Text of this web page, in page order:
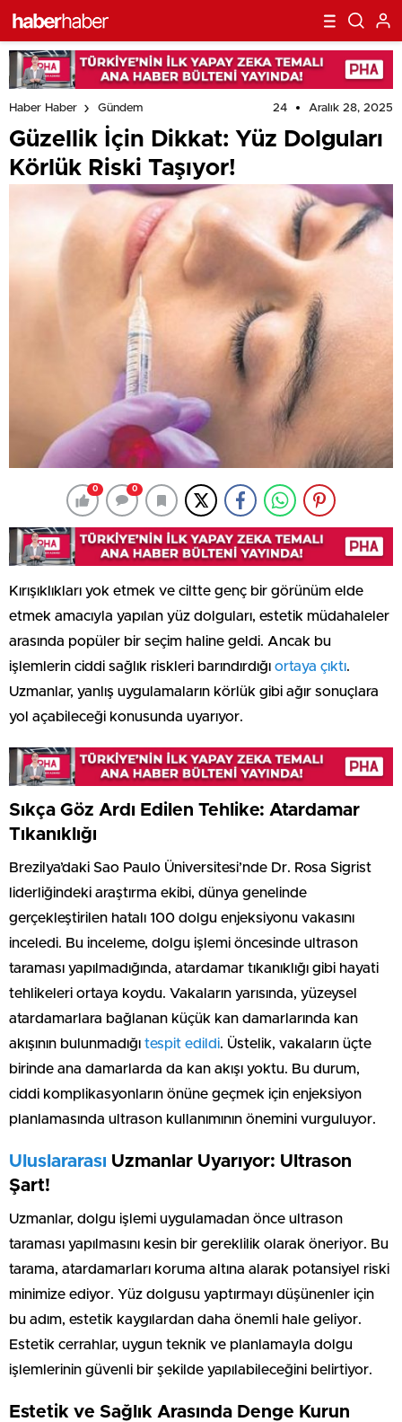
Haber Haber Gündem 24 Aralık 28, 2025
Güzellik İçin Dikkat: Yüz Dolguları
Körlük Riski Taşıyor!
0 0
Kırışıklıkları yok etmek ve ciltte genç bir görünüm elde
etmek amacıyla yapılan yüz dolguları, estetik müdahaleler
arasında popüler bir seçim haline geldi. Ancak bu
işlemlerin ciddi sağlık riskleri barındırdığı ortaya çıktı.
Uzmanlar, yanlış uygulamaların körlük gibi ağır sonuçlara
yol açabileceği konusunda uyarıyor.
Sıkça Göz Ardı Edilen Tehlike: Atardamar
Tıkanıklığı
Brezilya’daki Sao Paulo Üniversitesi’nde Dr. Rosa Sigrist
liderliğindeki araştırma ekibi, dünya genelinde
gerçekleştirilen hatalı 100 dolgu enjeksiyonu vakasını
inceledi. Bu inceleme, dolgu işlemi öncesinde ultrason
taraması yapılmadığında, atardamar tıkanıklığı gibi hayati
tehlikeleri ortaya koydu. Vakaların yarısında, yüzeysel
atardamarlara bağlanan küçük kan damarlarında kan
akışının bulunmadığı tespit edildi. Üstelik, vakaların üçte
birinde ana damarlarda da kan akışı yoktu. Bu durum,
ciddi komplikasyonların önüne geçmek için enjeksiyon
planlamasında ultrason kullanımının önemini vurguluyor.
Uluslararası Uzmanlar Uyarıyor: Ultrason
Şart!
Uzmanlar, dolgu işlemi uygulamadan önce ultrason
taraması yapılmasını kesin bir gereklilik olarak öneriyor. Bu
tarama, atardamarları koruma altına alarak potansiyel riski
minimize ediyor. Yüz dolgusu yaptırmayı düşünenler için
bu adım, estetik kaygılardan daha önemli hale geliyor.
Estetik cerrahlar, uygun teknik ve planlamayla dolgu
işlemlerinin güvenli bir şekilde yapılabileceğini belirtiyor.
Estetik ve Sağlık Arasında Denge Kurun